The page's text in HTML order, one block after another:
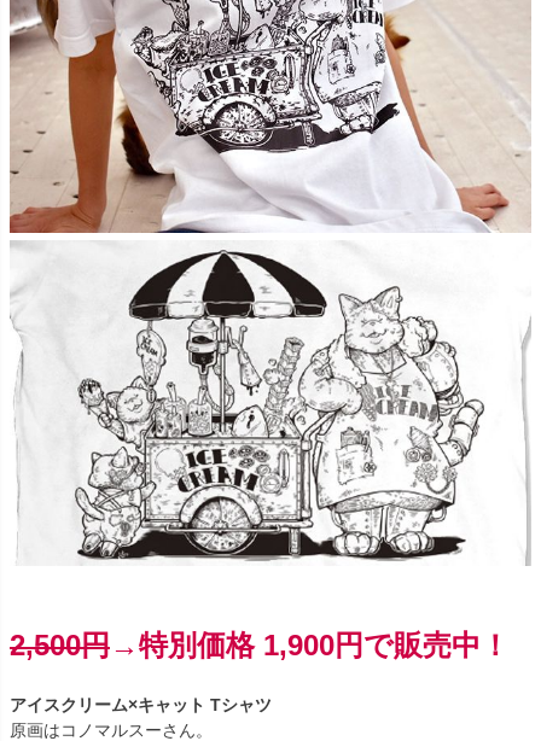
2,500円→特別価格 1,900円で販売中！
アイスクリーム×キャット Tシャツ
原画はコノマルスーさん。